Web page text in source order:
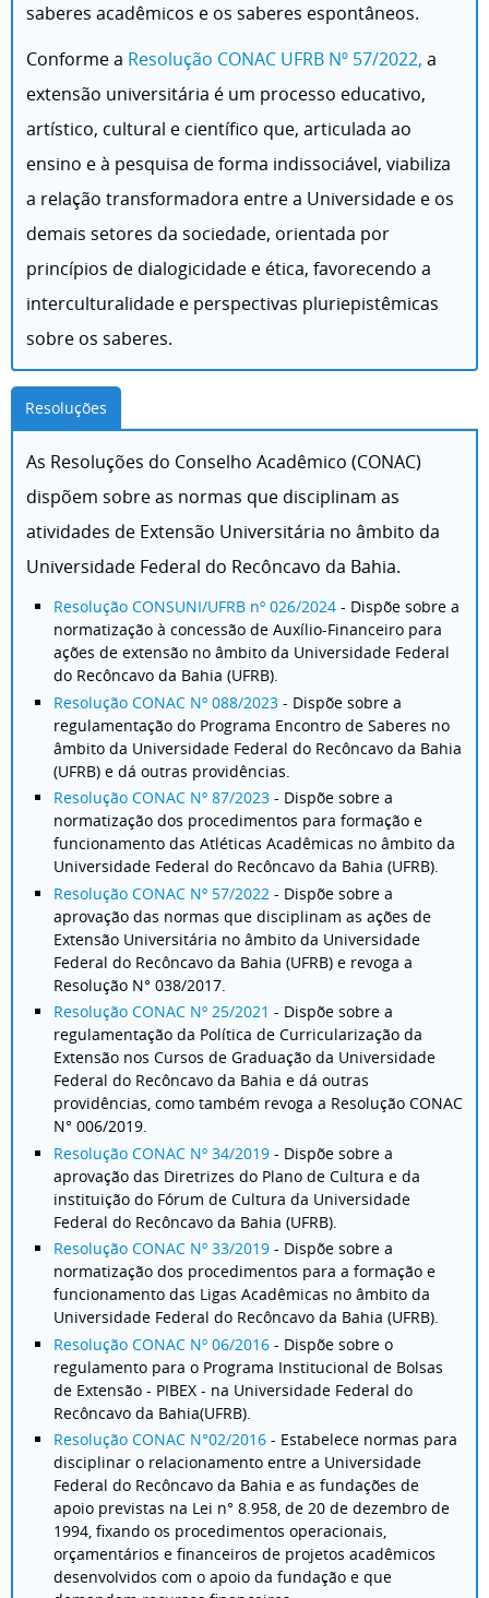
saberes acadêmicos e os saberes espontâneos.
Conforme a Resolução CONAC UFRB Nº 57/2022, a
extensão universitária é um processo educativo,
artístico, cultural e científico que, articulada ao
ensino e à pesquisa de forma indissociável, viabiliza
a relação transformadora entre a Universidade e os
demais setores da sociedade, orientada por
princípios de dialogicidade e ética, favorecendo a
interculturalidade e perspectivas pluriepistêmicas
sobre os saberes.
Resoluções
As Resoluções do Conselho Acadêmico (CONAC)
dispõem sobre as normas que disciplinam as
atividades de Extensão Universitária no âmbito da
Universidade Federal do Recôncavo da Bahia.
Resolução CONSUNI/UFRB nº 026/2024 - Dispõe sobre a
normatização à concessão de Auxílio-Financeiro para
ações de extensão no âmbito da Universidade Federal
do Recôncavo da Bahia (UFRB).
Resolução CONAC Nº 088/2023 - Dispõe sobre a
regulamentação do Programa Encontro de Saberes no
âmbito da Universidade Federal do Recôncavo da Bahia
(UFRB) e dá outras providências.
Resolução CONAC Nº 87/2023 - Dispõe sobre a
normatização dos procedimentos para formação e
funcionamento das Atléticas Acadêmicas no âmbito da
Universidade Federal do Recôncavo da Bahia (UFRB).
Resolução CONAC Nº 57/2022 - Dispõe sobre a
aprovação das normas que disciplinam as ações de
Extensão Universitária no âmbito da Universidade
Federal do Recôncavo da Bahia (UFRB) e revoga a
Resolução N° 038/2017.
Resolução CONAC Nº 25/2021 - Dispõe sobre a
regulamentação da Política de Curricularização da
Extensão nos Cursos de Graduação da Universidade
Federal do Recôncavo da Bahia e dá outras
providências, como também revoga a Resolução CONAC
N° 006/2019.
Resolução CONAC Nº 34/2019 - Dispõe sobre a
aprovação das Diretrizes do Plano de Cultura e da
instituição do Fórum de Cultura da Universidade
Federal do Recôncavo da Bahia (UFRB).
Resolução CONAC Nº 33/2019 - Dispõe sobre a
normatização dos procedimentos para a formação e
funcionamento das Ligas Acadêmicas no âmbito da
Universidade Federal do Recôncavo da Bahia (UFRB).
Resolução CONAC Nº 06/2016 - Dispõe sobre o
regulamento para o Programa Institucional de Bolsas
de Extensão - PIBEX - na Universidade Federal do
Recôncavo da Bahia(UFRB).
Resolução CONAC N°02/2016 - Estabelece normas para
disciplinar o relacionamento entre a Universidade
Federal do Recôncavo da Bahia e as fundações de
apoio previstas na Lei n° 8.958, de 20 de dezembro de
1994, fixando os procedimentos operacionais,
orçamentários e financeiros de projetos acadêmicos
desenvolvidos com o apoio da fundação e que